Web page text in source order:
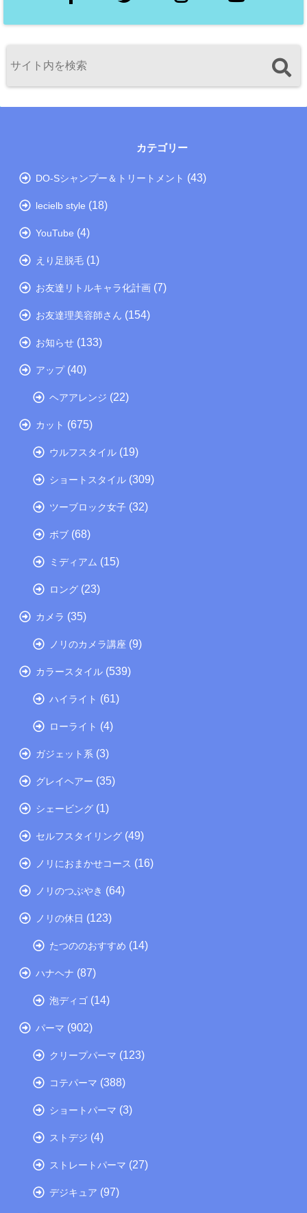
カテゴリー
DO-Sシャンプー＆トリートメント (43)
lecielb style (18)
YouTube (4)
えり足脱毛 (1)
お友達リトルキャラ化計画 (7)
お友達理美容師さん (154)
お知らせ (133)
アップ(40)
ヘアアレンジ (22)
カット (675)
ウルフスタイル (19)
ショートスタイル (309)
ツーブロック女子 (32)
ボブ (68)
ミディアム (15)
ロング (23)
カメラ (35)
ノリのカメラ講座 (9)
カラースタイル (539)
ハイライト (61)
ローライト (4)
ガジェット系 (3)
グレイヘアー (35)
シェービング (1)
セルフスタイリング (49)
ノリにおまかせコース (16)
ノリのつぶやき (64)
ノリの休日 (123)
たつののおすすめ (14)
ハナヘナ (87)
泡ディゴ (14)
パーマ (902)
クリープパーマ (123)
コテパーマ (388)
ショートパーマ (3)
ストデジ (4)
ストレートパーマ (27)
デジキュア (97)